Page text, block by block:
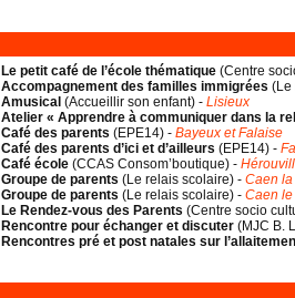
Le petit café de l’école thématique (Centre
Accompagnement des familles immigrées (
Amusical (Accueillir son enfant) - Lisieux
Atelier « Apprendre à communiquer dans la
Café des parents (EPE14) - Bayeux et Falaise
Café des parents d’ici et d’ailleurs (EPE14) -
Café école (CCAS Consom’boutique) -
Groupe de parents (Le relais scolaire) - Caen
Groupe de parents (Le relais scolaire) - Caen
Le Rendez-vous des Parents (Centre socio
Rencontre pour échanger et discuter (MJC B.
Rencontres pré et post natales sur